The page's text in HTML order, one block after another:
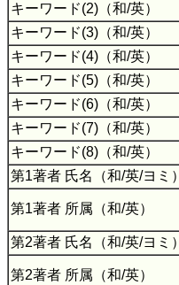
キーワード(2)（和/英）
キーワード(3)（和/英）
キーワード(4)（和/英）
キーワード(5)（和/英）
キーワード(6)（和/英）
キーワード(7)（和/英）
キーワード(8)（和/英）
第1著者 氏名（和/英/ヨミ）
第1著者 所属（和/英）
第2著者 氏名（和/英/ヨミ）
第2著者 所属（和/英）